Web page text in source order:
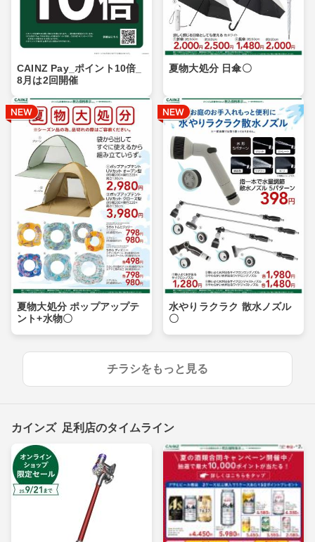
CAINZ Pay_ポイント10倍_
8月は2回開催
夏物大処分 日傘〇
夏物大処分 ポップアップテ
ント+水物〇
水やりラクラク 散水ノズル
〇
チラシをもっと見る
カインズ 足利店のタイムライン